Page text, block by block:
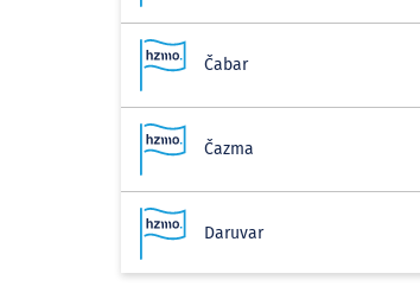
Čabar
Čazma
Daruvar